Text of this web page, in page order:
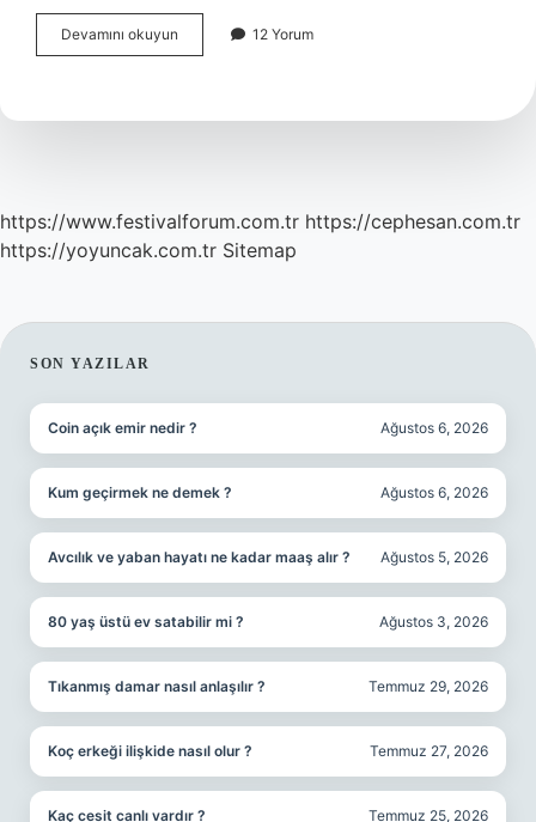
Devamını okuyun
Tablası
12 Yorum
https://www.festivalforum.com.tr https://cephesan.com.tr
https://yoyuncak.com.tr Sitemap
SIDEBAR
SON YAZILAR
Coin açık emir nedir ? Ağustos 6, 2026
Kum geçirmek ne demek ? Ağustos 6, 2026
Avcılık ve yaban hayatı ne kadar maaş alır ? Ağustos 5, 2026
80 yaş üstü ev satabilir mi ? Ağustos 3, 2026
Tıkanmış damar nasıl anlaşılır ? Temmuz 29, 2026
Koç erkeği ilişkide nasıl olur ? Temmuz 27, 2026
Kaç cesit canlı vardır ? Temmuz 25, 2026